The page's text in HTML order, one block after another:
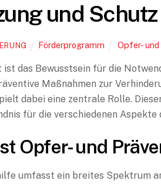
und
Förderprogramm Opfer-
ist das Bewusstsein für die
Maßnahmen zur
dabei eine zentrale Rolle.
für die verschiedenen
Opfer- und
umfasst ein breites Spektrum